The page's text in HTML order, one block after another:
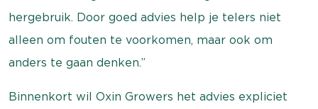
hergebruik. Door goed advies help je telers niet
alleen om fouten te voorkomen, maar ook om
anders te gaan denken.”
Binnenkort wil Oxin Growers het advies expliciet